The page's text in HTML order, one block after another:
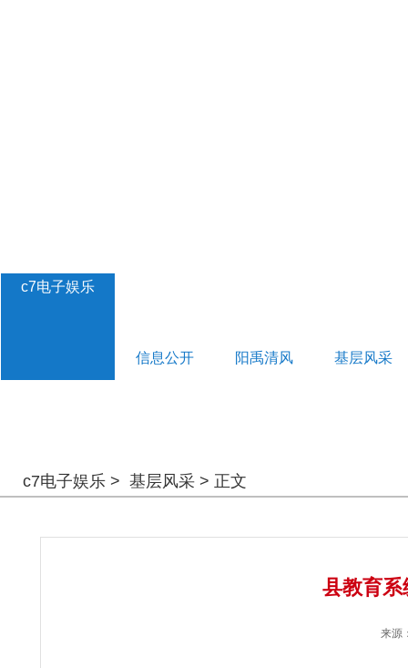
c7电子娱乐
信息公开 阳禹清风 基层风采
c7电子娱乐 > 基层风采 > 正文
县教育
来源